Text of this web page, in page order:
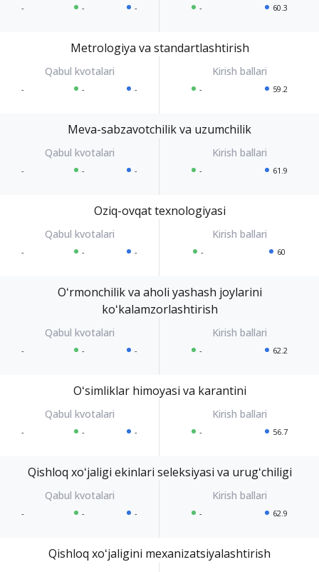
- - - - 60.3
Metrologiya va standartlashtirish
- - - - 59.2
Meva-sabzavotchilik va uzumchilik
- - - - 61.9
Oziq-ovqat texnologiyasi
- - - - 60
Oʻrmonchilik va aholi yashash joylarini
koʻkalamzorlashtirish
- - - - 62.2
Oʻsimliklar himoyasi va karantini
- - - - 56.7
Qishloq xoʻjaligi ekinlari seleksiyasi va urugʻchiligi
- - - - 62.9
Qishloq xoʻjaligini mexanizatsiyalashtirish